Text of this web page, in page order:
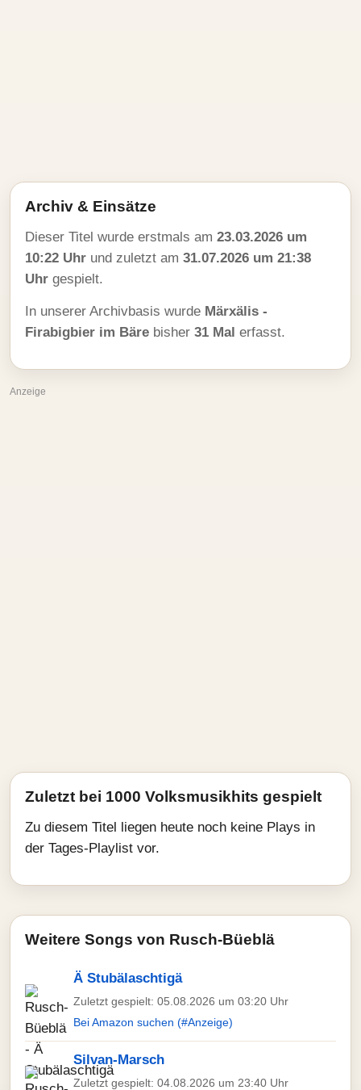
Archiv & Einsätze
Dieser Titel wurde erstmals am 23.03.2026 um
10:22 Uhr und zuletzt am 31.07.2026 um 21:38
Uhr gespielt.
In unserer Archivbasis wurde Märxälis -
Firabigbier im Bäre bisher 31 Mal erfasst.
Anzeige
Zuletzt bei 1000 Volksmusikhits gespielt
Zu diesem Titel liegen heute noch keine Plays in
der Tages-Playlist vor.
Weitere Songs von Rusch-Büeblä
Ä Stubälaschtigä
Zuletzt gespielt: 05.08.2026 um 03:20 Uhr
Bei Amazon suchen (#Anzeige)
Silvan-Marsch
Zuletzt gespielt: 04.08.2026 um 23:40 Uhr